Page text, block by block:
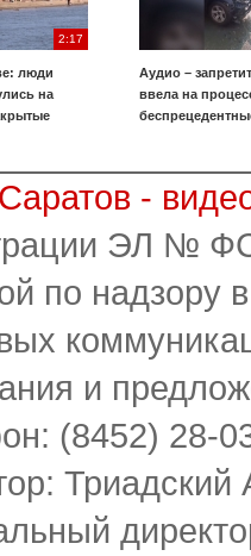
2:17
люди
на
Аудио –
ввела на
-
ЭЛ №
по надзору
и
(8452) 28-